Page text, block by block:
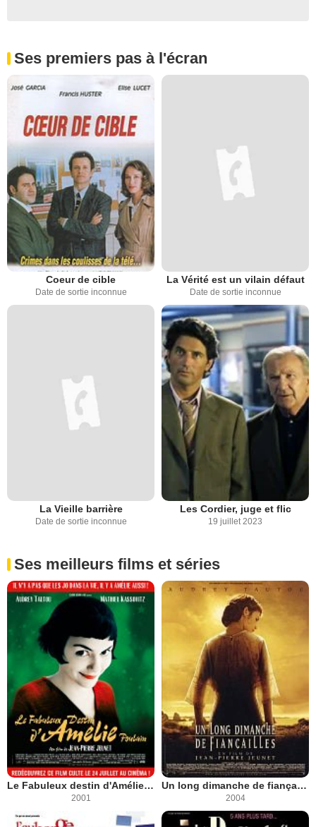
Ses premiers pas à l'écran
Coeur de cible
Date de sortie inconnue
La Vérité est un vilain défaut
Date de sortie inconnue
La Vieille barrière
Date de sortie inconnue
Les Cordier, juge et flic
19 juillet 2023
Ses meilleurs films et séries
Le Fabuleux destin d'Amélie Poulain
2001
Un long dimanche de fiançailles
2004